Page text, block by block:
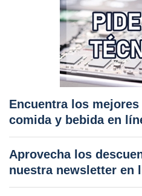
Encuentra los
comida y bebida en
Aprovecha los
nuestra newsletter en